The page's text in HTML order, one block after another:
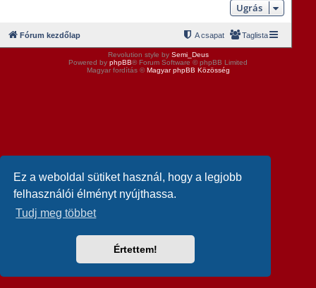
Ez a weboldal sütiket használ, hogy a legjobb
felhasználói élményt nyújthassa.
Tudj meg többet
Értettem!
Ugrás
Fórum kezdőlap Taglista
A csapat
Revolution style by Semi_Deus
Powered by phpBB® Forum Software © phpBB Limited
Magyar fordítás ©Magyar phpBB Közösség